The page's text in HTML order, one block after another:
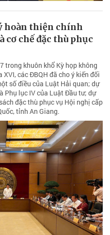
hoàn thiện chính
cơ chế đặc thù phục
trong khuôn khổ Kỳ họp không
các ĐBQH đã cho ý kiến đối
số điều của Luật Hải quan; dự
Phụ lục IV của Luật Đầu tư; dự
đặc thù phục vụ Hội nghị cấp
tỉnh An Giang.